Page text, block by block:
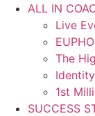
ALL IN
Live
The
1st
SUCCESS